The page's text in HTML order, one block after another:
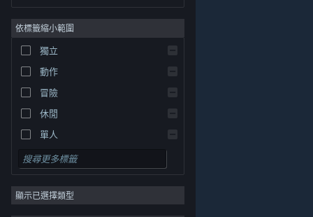
© Valve Corporation. 版權所有。所有商標皆為個別所有
權人在美國與其它國家（地區）之財產。隱私權政策|
法律聲明|輔助功能|Steam 訂戶協議|退款|
Cookie
英文
西班牙文 - 西班牙
西班牙文 - 拉丁美洲
希臘文
依標籤縮小範圍
獨立
動作
冒險
休閒
單人
模擬
角色扮演
策略
顯示已選擇類型